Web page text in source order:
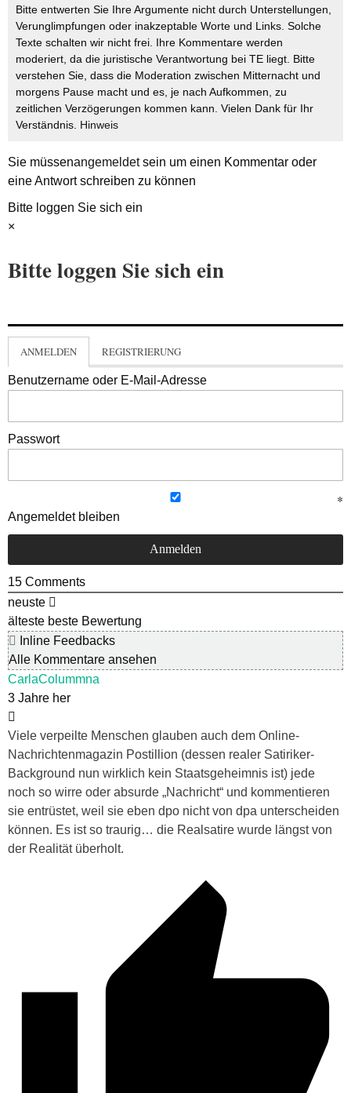
Bitte entwerten Sie Ihre Argumente nicht durch Unterstellungen,
Verunglimpfungen oder inakzeptable Worte und Links. Solche
Texte schalten wir nicht frei. Ihre Kommentare werden
moderiert, da die juristische Verantwortung bei TE liegt. Bitte
verstehen Sie, dass die Moderation zwischen Mitternacht und
morgens Pause macht und es, je nach Aufkommen, zu
zeitlichen Verzögerungen kommen kann. Vielen Dank für Ihr
Verständnis. Hinweis
Sie müssenangemeldetsein um einen Kommentar oder
eine Antwort schreiben zu können
Bitte loggen Sie sich ein
×
Bitte loggen Sie sich ein
ANMELDEN REGISTRIERUNG
Benutzername oder E-Mail-Adresse
Passwort
Angemeldet bleiben
15 Comments
neuste
älteste beste Bewertung
Inline Feedbacks
Alle Kommentare ansehen
CarlaColummna
3 Jahre her
Viele verpeilte Menschen glauben auch dem Online-
Nachrichtenmagazin Postillion (dessen realer Satiriker-
Background nun wirklich kein Staatsgeheimnis ist) jede
noch so wirre oder absurde „Nachricht“ und kommentieren
sie entrüstet, weil sie eben dpo nicht von dpa unterscheiden
können. Es ist so traurig… die Realsatire wurde längst von
der Realität überholt.